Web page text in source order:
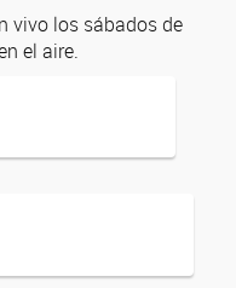
vivo los sábados de
el aire.